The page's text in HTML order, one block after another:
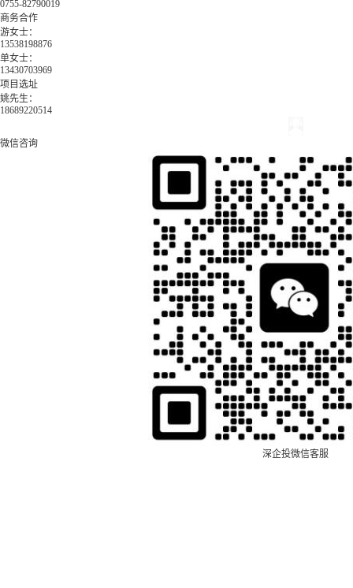
0755-82790019
商务合作
游女士：
13538198876
单女士：
13430703969
项目选址
姚先生：
18689220514
微信咨询
深企投微信客服